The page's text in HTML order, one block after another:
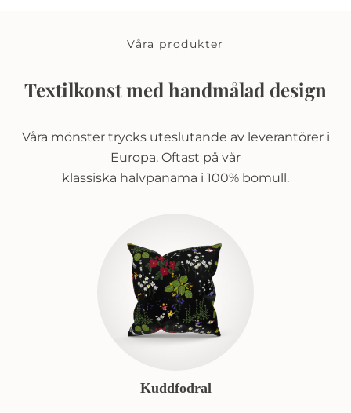
Våra produkter
Textilkonst med handmålad design
Våra mönster trycks uteslutande av leverantörer i
Europa. Oftast på vår
klassiska halvpanama i 100% bomull.
Kuddfodral